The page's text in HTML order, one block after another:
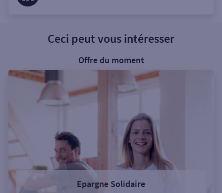
Ceci peut vous intéresser
Offre du moment
Epargne Solidaire